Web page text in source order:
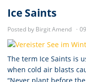
Ice Saints
Posted by Birgit Amend
The term Ice Saints is
when cold air blasts